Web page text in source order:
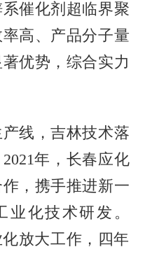
催化剂超临界聚
高、产品分子量
优势，综合实力
线，吉林技术落
年，长春应化
，携手推进新一
业化技术研发。
放大工作，四年